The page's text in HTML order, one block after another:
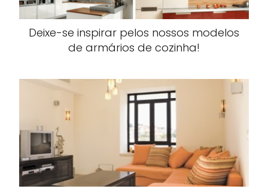
Deixe-se inspirar pelos nossos modelos
de armários de cozinha!